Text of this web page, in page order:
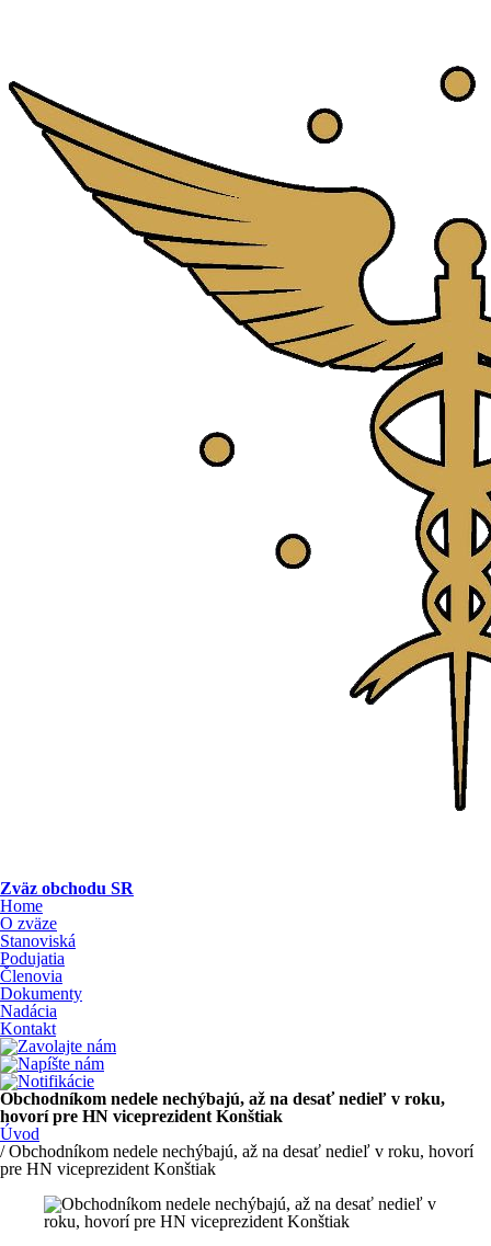
Zväz obchodu SR
Home
O zväze
Stanoviská
Podujatia
Členovia
Dokumenty
Nadácia
Kontakt
Obchodníkom nedele nechýbajú, až na desať nedieľ v roku,
hovorí pre HN viceprezident Konštiak
Úvod
/ Obchodníkom nedele nechýbajú, až na desať nedieľ v roku, hovorí
pre HN viceprezident Konštiak